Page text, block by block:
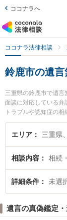
ココナラへ
ココナラ法律相談
鈴鹿市の遺
三重県の鈴鹿市で遺
面談に対応している弁
トラブルや認知症の
利です。特に川戸綜
士費用、強みなどが
できる鈴鹿市内の弁
すめです。
エリア 三重県
相談内容 相続
詳細条件 未選
遺言の真偽鑑定